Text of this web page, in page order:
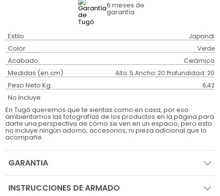
6 meses de
garantía
Estilo Japandi
Color Verde
Acabado Cerámica
Medidas (en cm) Alto: 5 Ancho: 20 Profundidad: 20
Peso Neto Kg. 6,42
No Incluye
En Tugó queremos que te sientas como en casa, por eso
ambientamos las fotografías de los productos en la página para
darte una perspectiva de cómo se ven en un espacio, pero esto
no incluye ningún adorno, accesorios, ni pieza adicional que lo
acompañe.
GARANTIA
INSTRUCCIONES DE ARMADO